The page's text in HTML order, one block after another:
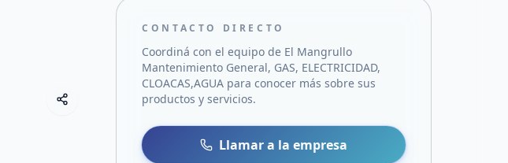
Compartir empresa
Compartir por WhatsApp
Compartir por mail
CONTACTO DIRECTO
Coordiná con el equipo de El Mangrullo
Mantenimiento General, GAS, ELECTRICIDAD,
CLOACAS,AGUA para conocer más sobre sus
productos y servicios.
Llamar a la empresa